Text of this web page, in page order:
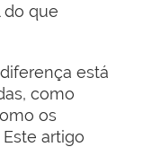
que
está
como
os
artigo